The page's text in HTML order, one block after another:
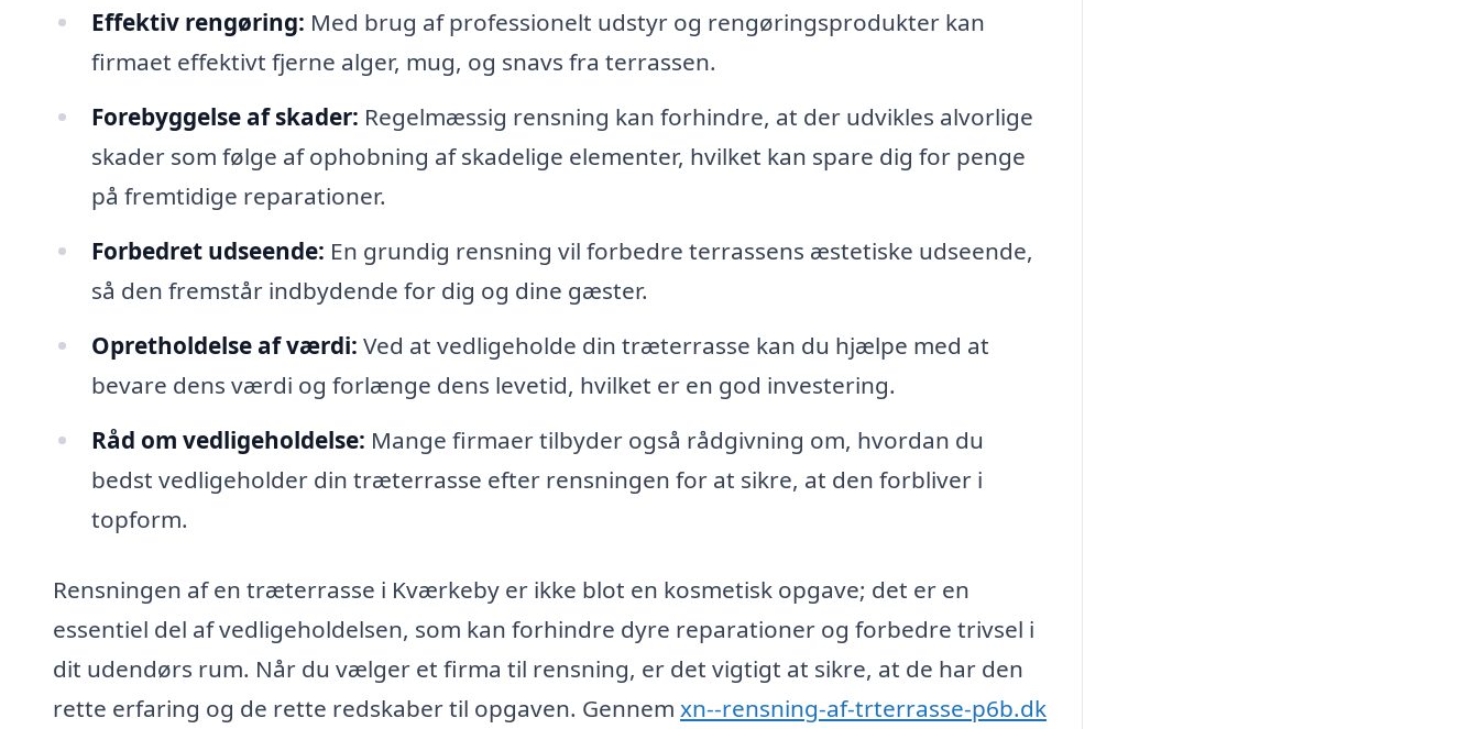
Effektiv rengøring: Med brug af professionelt udstyr og rengøringsprodukter kan
firmaet effektivt fjerne alger, mug, og snavs fra terrassen.
Forebyggelse af skader: Regelmæssig rensning kan forhindre, at der udvikles alvorlige
skader som følge af ophobning af skadelige elementer, hvilket kan spare dig for penge
på fremtidige reparationer.
Forbedret udseende: En grundig rensning vil forbedre terrassens æstetiske udseende,
så den fremstår indbydende for dig og dine gæster.
Opretholdelse af værdi: Ved at vedligeholde din træterrasse kan du hjælpe med at
bevare dens værdi og forlænge dens levetid, hvilket er en god investering.
Råd om vedligeholdelse: Mange firmaer tilbyder også rådgivning om, hvordan du
bedst vedligeholder din træterrasse efter rensningen for at sikre, at den forbliver i
topform.
Rensningen af en træterrasse i Kværkeby er ikke blot en kosmetisk opgave; det er en
essentiel del af vedligeholdelsen, som kan forhindre dyre reparationer og forbedre trivsel i
dit udendørs rum. Når du vælger et firma til rensning, er det vigtigt at sikre, at de har den
rette erfaring og de rette redskaber til opgaven. Gennem xn--rensning-af-trterrasse-p6b.dk